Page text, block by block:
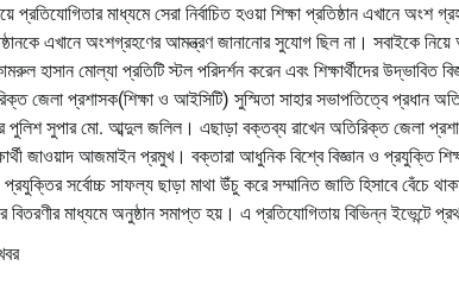
মাধ্যমে সেরা নির্বাচিত হওয়া শিক্ষা প্রতিষ্ঠান এখানে অংশ
এখানে অংশগ্রহণের আমন্ত্রণ জানানোর সুযোগ ছিল না। সবাইকে
হাসান মোল্যা প্রতিটি স্টল পরিদর্শন করেন এবং শিক্ষার্থীদের উদ্ভাবিত
জেলা প্রশাসক(শিক্ষা ও আইসিটি) সুস্মিতা সাহার সভাপতিত্বে প্রধান
পুলিশ সুপার মো. আব্দুল জলিল। এছাড়া বক্তব্য রাখেন অতিরিক্ত জেলা
জাওয়াদ আজমাইন প্রমুখ। বক্তারা আধুনিক বিশ্বে বিজ্ঞান ও প্রযুক্তি
প্রযুক্তির সর্বোচ্চ সাফল্য ছাড়া মাথা উঁচু করে সম্মানিত জাতি হিসাবে বেঁচে
বিতরণীর মাধ্যমে অনুষ্ঠান সমাপ্ত হয়। এ প্রতিযোগিতায় বিভিন্ন ইভেন্টে